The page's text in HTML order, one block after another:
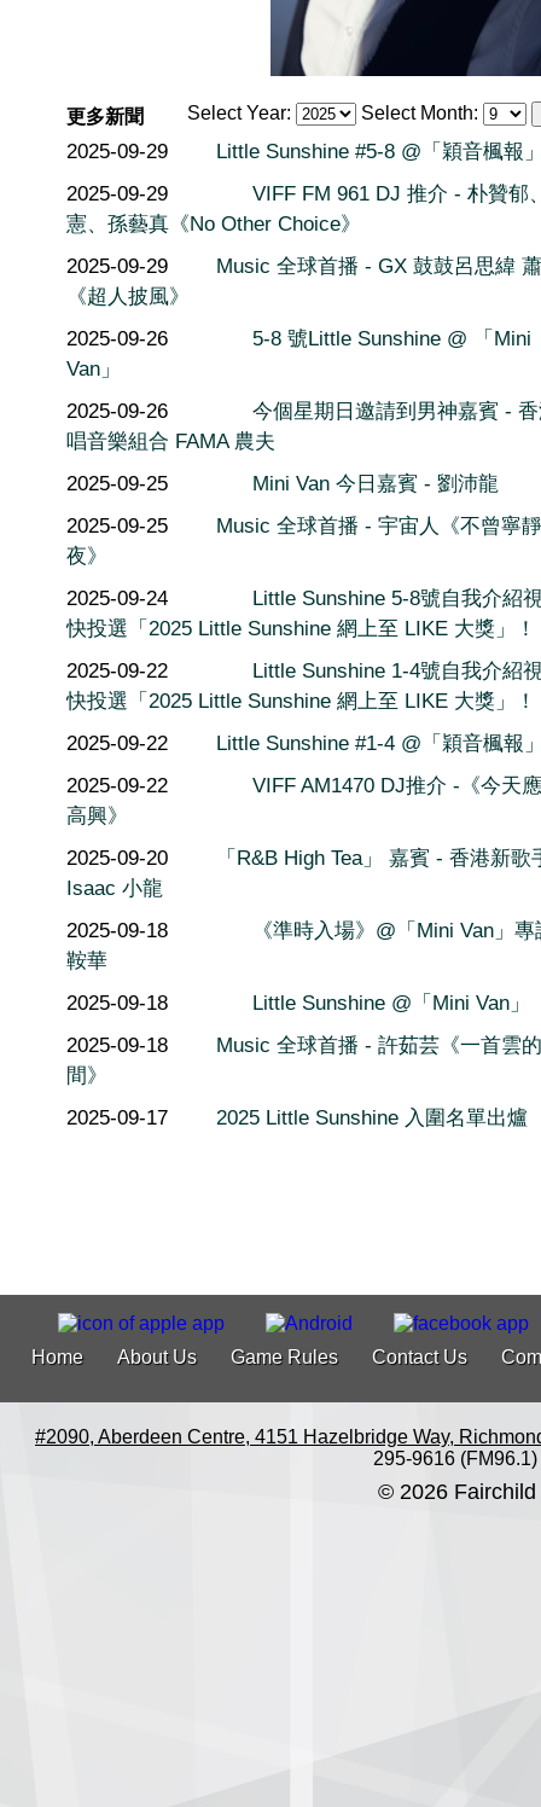
Select Year: Select Month:
更多新聞
2025-09-29
Little Sunshine #5-8 @「穎音楓報
2025-09-29
VIFF FM 961 DJ 推介 - 朴贊郁
憲、孫藝真《No Other Choice》
2025-09-29
Music 全球首播 - GX 鼓鼓呂思緯
《超人披風》
2025-09-26
5-8 號Little Sunshine @ 「Mini
Van」
2025-09-26
今個星期日邀請到男神嘉賓 -
唱音樂組合 FAMA 農夫
2025-09-25
Mini Van 今日嘉賓 - 劉沛龍
2025-09-25
Music 全球首播 - 宇宙人《不曾寧
夜》
2025-09-24
Little Sunshine 5-8號自我介紹
快投選「2025 Little Sunshine 網上至 LIKE 大獎」！
2025-09-22
Little Sunshine 1-4號自我介紹
快投選「2025 Little Sunshine 網上至 LIKE 大獎」！
2025-09-22
Little Sunshine #1-4 @「穎音楓報
2025-09-22
VIFF AM1470 DJ推介 -《今天
高興》
2025-09-20
「R&B High Tea」 嘉賓 - 香港新歌
Isaac 小龍
2025-09-18
《準時入場》@「Mini Van」
鞍華
2025-09-18
Little Sunshine @「Mini Van」
2025-09-18
Music 全球首播 - 許茹芸《一首雲
間》
2025-09-17
2025 Little Sunshine 入圍名單出爐
Home About Us Game Rules Contact Us
#2090, Aberdeen Centre, 4151 Hazelbridge Way,
295-9616 (FM96.1)
© 2026 Fairchild